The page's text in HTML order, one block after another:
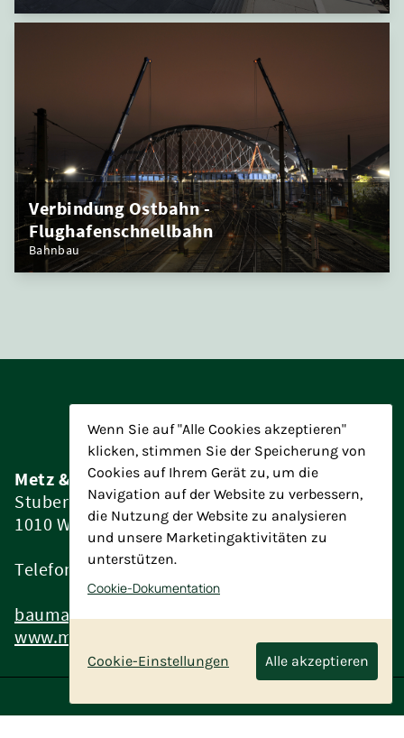
Verbindung Ostbahn -
Flughafenschnellbahn
Bahnbau
Metz & Partner Baumanagement ZT GmbH
Stubenring 4/15
1010 Wien
Telefon:
+43 1 7152196
baumanagement@metz-partner.at
www.metz-partner.at
Wenn Sie auf "Alle Cookies akzeptieren"
klicken, stimmen Sie der Speicherung von
Cookies auf Ihrem Gerät zu, um die
Navigation auf der Website zu verbessern,
die Nutzung der Website zu analysieren
und unsere Marketingaktivitäten zu
unterstützen.
Cookie-Dokumentation
Cookie-Einstellungen Alle akzeptieren